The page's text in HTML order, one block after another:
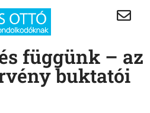
függünk – az
buktatói